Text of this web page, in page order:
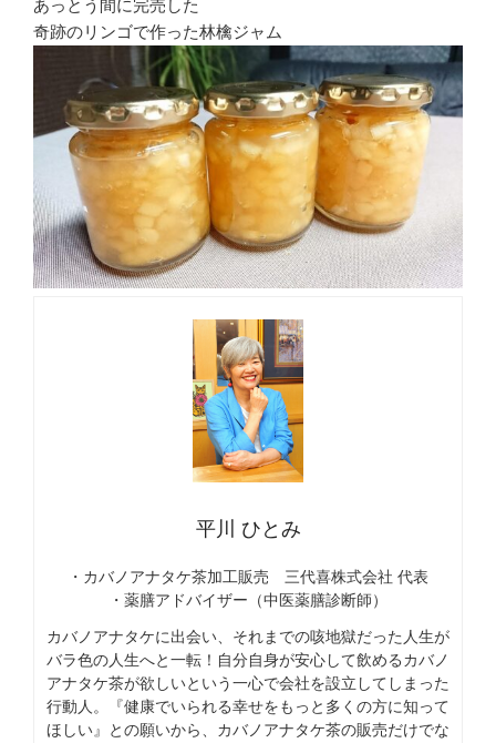
あっとう間に完売した
奇跡のリンゴで作った林檎ジャム
平川 ひとみ
・カバノアナタケ茶加工販売 三代喜株式会社 代表
・薬膳アドバイザー（中医薬膳診断師）
カバノアナタケに出会い、それまでの咳地獄だった人生が
バラ色の人生へと一転！自分自身が安心して飲めるカバノ
アナタケ茶が欲しいという一心で会社を設立してしまった
行動人。『健康でいられる幸せをもっと多くの方に知って
ほしい』との願いから、カバノアナタケ茶の販売だけでな